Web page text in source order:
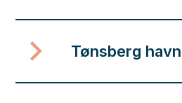
Tønsberg